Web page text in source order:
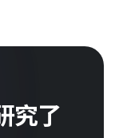
究了